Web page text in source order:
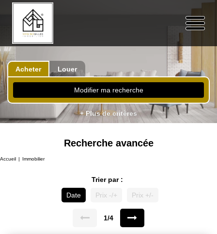
Acheter Louer
Modifier ma recherche
+ Plus de critères
Recherche avancée
Accueil Immobilier
Trier par :
Date
Prix -/+ Prix +/-
1/4